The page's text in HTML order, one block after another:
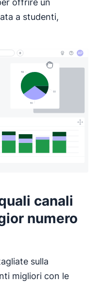
offrire un
a studenti,
canali
numero
sulla
migliori con le